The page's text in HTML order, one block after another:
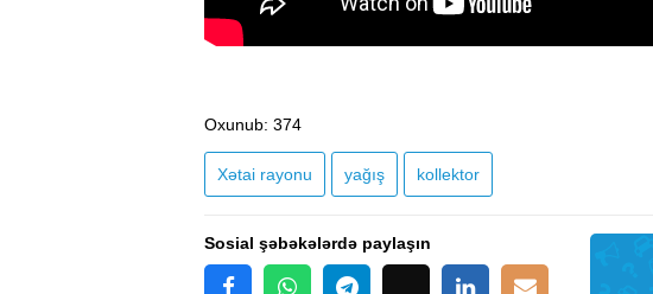
Oxunub: 374
Xətai rayonu yağış kollektor
Sosial şəbəkələrdə paylaşın